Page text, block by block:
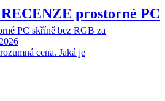
prostorné PC
PC skříně bez RGB za
cena. Jaká je